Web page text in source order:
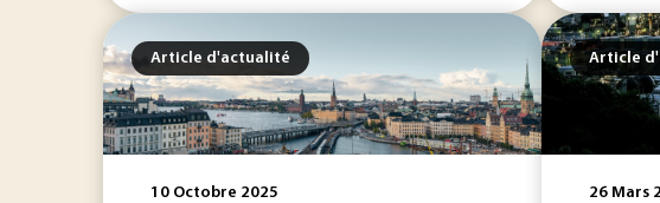
Article d'actualité
10 Octobre 2025
Article
26 Mars